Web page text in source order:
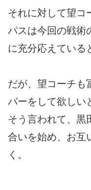
それに対して望コ
パスは今回の戦術
に充分応えている
だが、望コーチも
バーをして欲しい
そう言われて、黒
合いを始め、お互
く。